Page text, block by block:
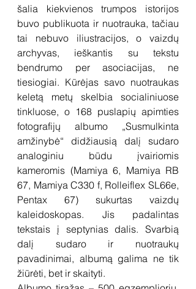
šalia kiekvienos trumpos istorijos
buvo publikuota ir nuotrauka, tačiau
tai nebuvo iliustracijos, o vaizdų
archyvas, ieškantis su tekstu
bendrumo per asociacijas, ne
tiesiogiai. Kūrėjas savo nuotraukas
keletą metų skelbia socialiniuose
tinkluose, o 168 puslapių apimties
fotografijų albumo „Susmulkinta
amžinybė“ didžiausią dalį sudaro
analoginiu būdu įvairiomis
kameromis (Mamiya 6, Mamiya RB
67, Mamiya C330 f, Rolleiflex SL66e,
Pentax 67) sukurtas vaizdų
kaleidoskopas. Jis padalintas
tekstais į septynias dalis. Svarbią
dalį sudaro ir nuotraukų
pavadinimai, albumą galima ne tik
žiūrėti, bet ir skaityti.